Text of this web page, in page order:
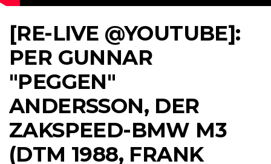
[RE-LIVE @YOUTUBE]:
PER GUNNAR
"PEGGEN"
ANDERSSON, DER
ZAKSPEED-BMW M3
(DTM 1988, FRANK